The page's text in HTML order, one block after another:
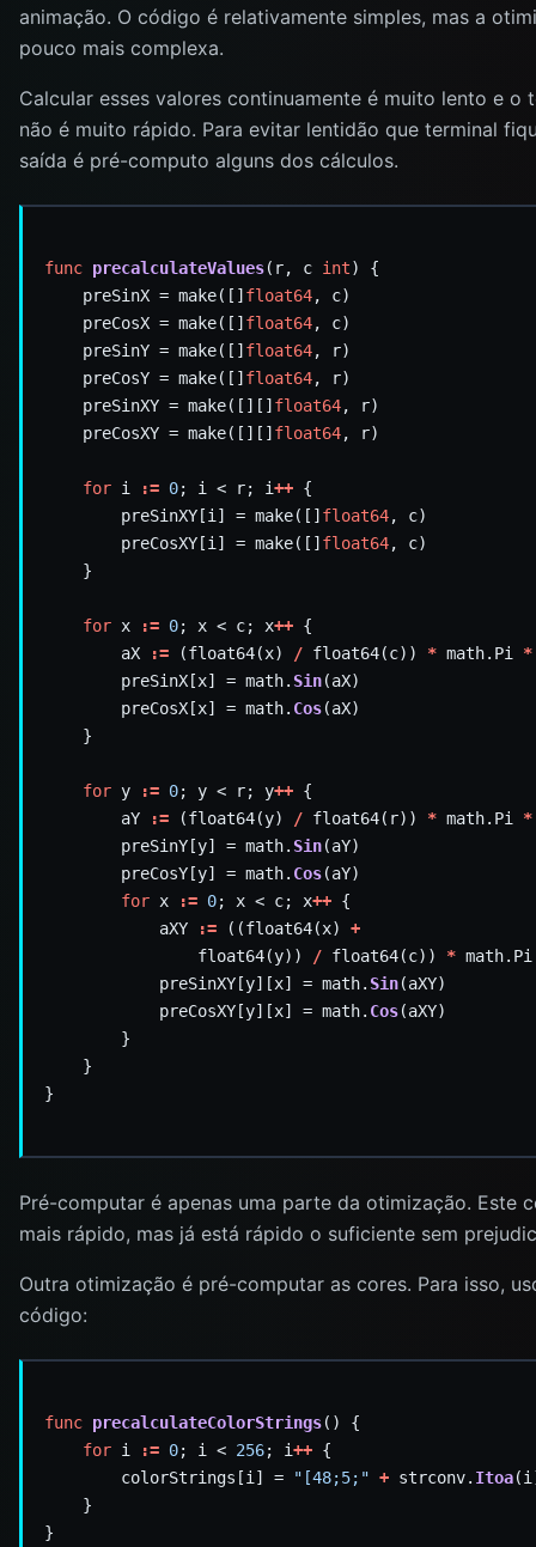
animação. O código é relativamente simples, mas a
pouco mais complexa.
Calcular esses valores continuamente é muito lento e o
não é muito rápido. Para evitar lentidão que terminal
saída é pré-computo alguns dos cálculos.
func precalculateValues(r, c int
    preSinX = make([]
float64
    preCosX = make([]
float64
    preSinY = make([]
float64
    preCosY = make([]
float64
    preSinXY = make([][]
float64
    preCosXY = make([][]
float64
for i := 0; i < r; i++
        preSinXY[i] = make([]
float64
        preCosXY[i] = make([]
float64
for x := 0; x < c; x++
        aX
:= (float64(x) / float64(c)) * math.Pi *
        preSinX[x] = math.
Sin
        preCosX[x] = math.
Cos
for y := 0; y < r; y++
        aY
:= (float64(y) / float64(r)) * math.Pi *
        preSinY[y] = math.
Sin
        preCosY[y] = math.
Cos
for x := 0; x < c; x++
            aXY
:= ((float64(x) +
                float64(y))
/ float64(c)) *
            preSinXY[y][x] = math.
Sin
            preCosXY[y][x] = math.
Cos
Pré-computar é apenas uma parte da otimização. Este
mais rápido, mas já está rápido o suficiente sem
Outra otimização é pré-computar as cores. Para isso,
código:
func precalculateColorStrings
for i := 0; i < 256; i++
        colorStrings[i] =
"[48;5;" + strconv. Itoa